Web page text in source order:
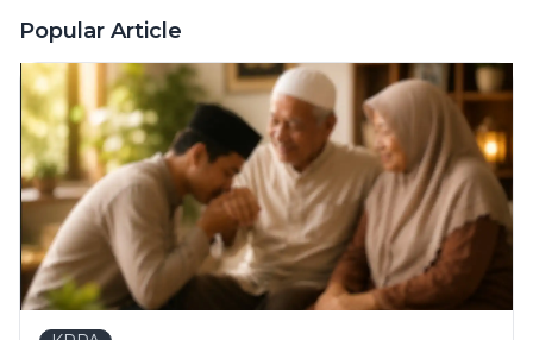
Popular Article